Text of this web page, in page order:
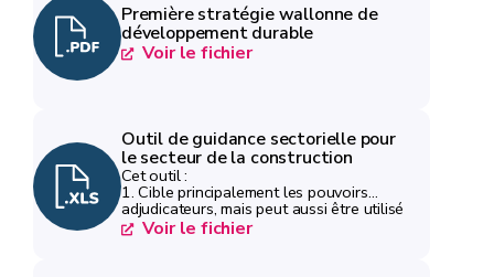
Première stratégie wallonne de
développement durable
Voir le fichier
Outil de guidance sectorielle pour
le secteur de la construction
Cet outil :
1. Cible principalement les pouvoirs
adjudicateurs, mais peut aussi être utilisé
par les porteurs de projets s'ils
souhaitent trouver des bonnes pratiques
Voir le fichier